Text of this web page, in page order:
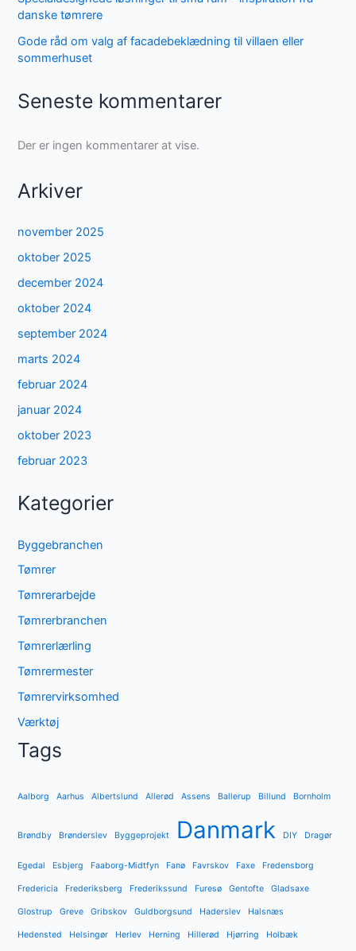
danske tømrere
Gode råd om valg af facadebeklædning til villaen eller
sommerhuset
Seneste kommentarer
Der er ingen kommentarer at vise.
Arkiver
november 2025
oktober 2025
december 2024
oktober 2024
september 2024
marts 2024
februar 2024
januar 2024
oktober 2023
februar 2023
Kategorier
Byggebranchen
Tømrer
Tømrerarbejde
Tømrerbranchen
Tømrerlærling
Tømrermester
Tømrervirksomhed
Værktøj
Tags
Aalborg Aarhus Albertslund Allerød Assens Ballerup Billund Bornholm
Brøndby Brønderslev Byggeprojekt Danmark DIY Dragør
Egedal Esbjerg Faaborg-Midtfyn Fanø Favrskov Faxe Fredensborg
Fredericia Frederiksberg Frederikssund Furesø Gentofte Gladsaxe
Glostrup Greve Gribskov Guldborgsund Haderslev Halsnæs
Hedensted Helsingør Herlev Herning Hillerød Hjørring Holbæk